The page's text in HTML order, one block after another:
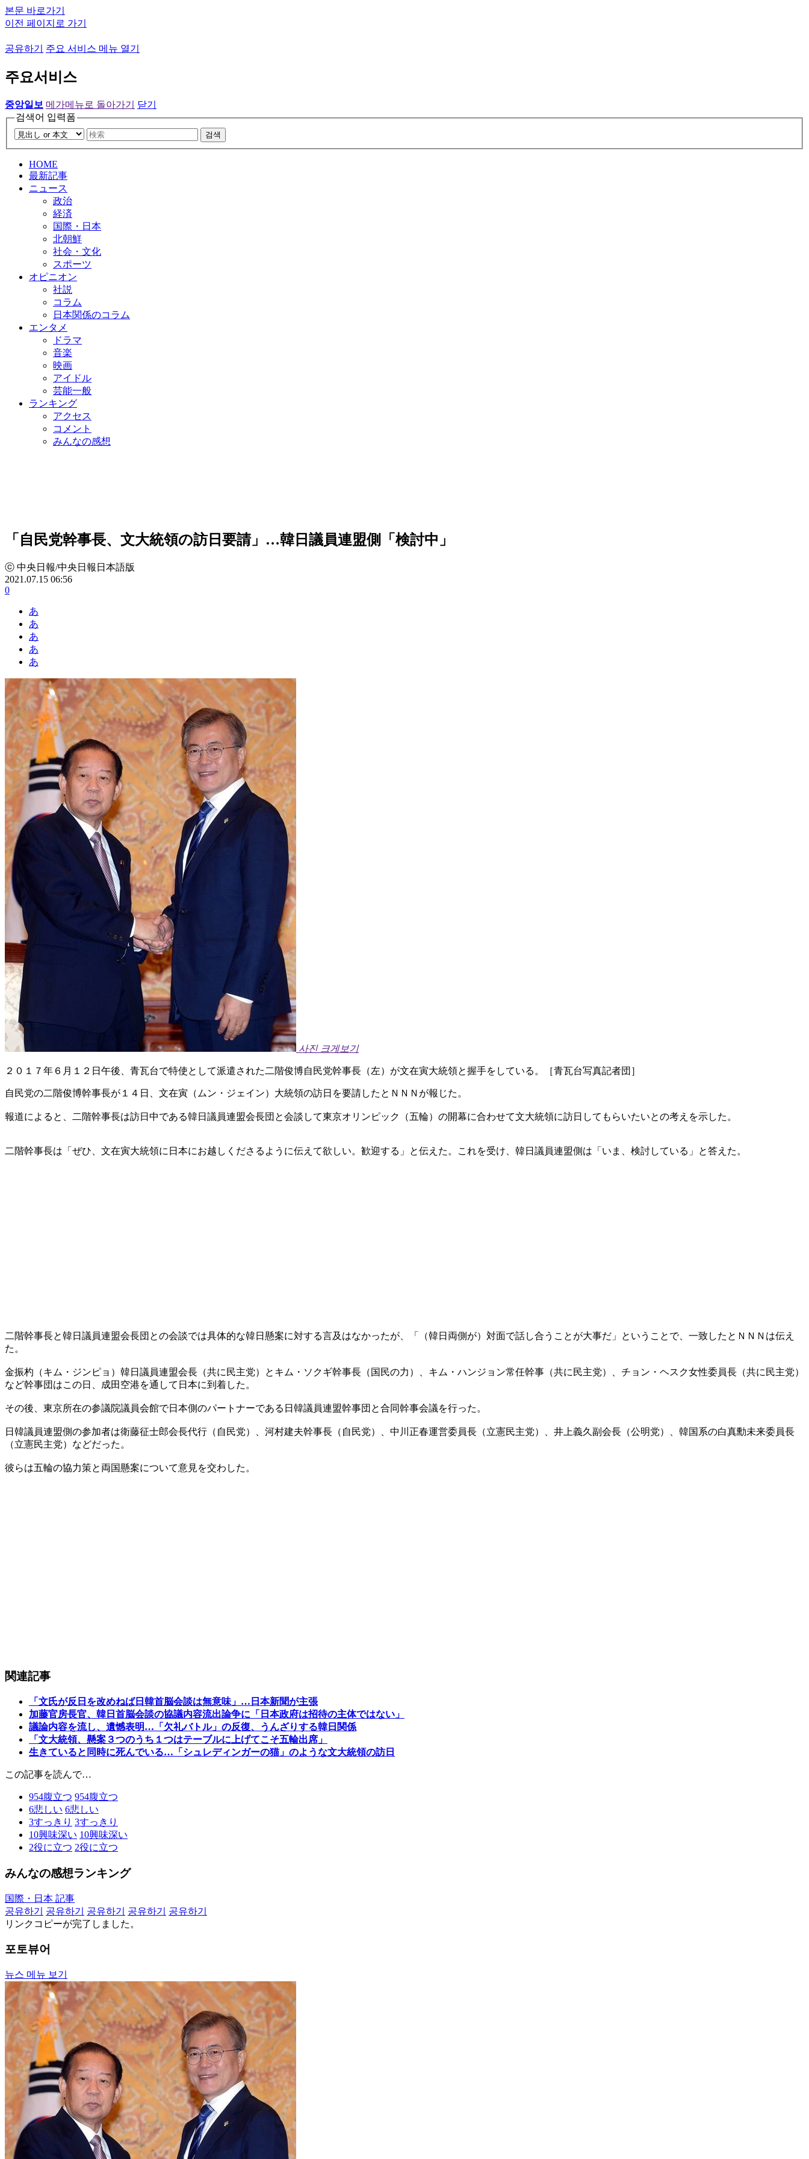
본문 바로가기
이전 페이지로 가기
공유하기 주요 서비스 메뉴 열기
주요서비스
중앙일보 메가메뉴로 돌아가기
닫기
검색어 입력폼
검색
HOME
最新記事
ニュース
政治
経済
国際・日本
北朝鮮
社会・文化
スポーツ
オピニオン
社説
コラム
日本関係のコラム
エンタメ
ドラマ
音楽
映画
アイドル
芸能一般
ランキング
アクセス
コメント
みんなの感想
「自民党幹事長、文大統領の訪日要請」…韓日議員連盟側「検討中」
ⓒ 中央日報/中央日報日本語版
2021.07.15 06:56
0
あ
あ
あ
あ
あ
사진 크게보기
２０１７年６月１２日午後、青瓦台で特使として派遣された二階俊博自民党幹事長（左）が文在寅大統領と握手をしている。［青瓦台写真記者団］
自民党の二階俊博幹事長が１４日、文在寅（ムン・ジェイン）大統領の訪日を要請したとＮＮＮが報じた。
報道によると、二階幹事長は訪日中である韓日議員連盟会長団と会談して東京オリンピック（五輪）の開幕に合わせて文大統領に訪日してもらいたいとの考えを示した。
二階幹事長は「ぜひ、文在寅大統領に日本にお越しくださるように伝えて欲しい。歓迎する」と伝えた。これを受け、韓日議員連盟側は「いま、検討している」と答えた。
二階幹事長と韓日議員連盟会長団との会談では具体的な韓日懸案に対する言及はなかったが、「（韓日両側が）対面で話し合うことが大事だ」ということで、一致したとＮＮＮは伝え
た。
金振杓（キム・ジンピョ）韓日議員連盟会長（共に民主党）とキム・ソクギ幹事長（国民の力）、キム・ハンジョン常任幹事（共に民主党）、チョン・ヘスク女性委員長（共に民主党）
など幹事団はこの日、成田空港を通して日本に到着した。
その後、東京所在の参議院議員会館で日本側のパートナーである日韓議員連盟幹事団と合同幹事会議を行った。
日韓議員連盟側の参加者は衛藤征士郎会長代行（自民党）、河村建夫幹事長（自民党）、中川正春運営委員長（立憲民主党）、井上義久副会長（公明党）、韓国系の白真勳未来委員長
（立憲民主党）などだった。
彼らは五輪の協力策と両国懸案について意見を交わした。
関連記事
「文氏が反日を改めねば日韓首脳会談は無意味」…日本新聞が主張
加藤官房長官、韓日首脳会談の協議内容流出論争に「日本政府は招待の主体ではない」
議論内容を流し、遺憾表明…「欠礼バトル」の反復、うんざりする韓日関係
「文大統領、懸案３つのうち１つはテーブルに上げてこそ五輪出席」
生きていると同時に死んでいる…「シュレディンガーの猫」のような文大統領の訪日
この記事を読んで…
954腹立つ 954腹立つ
6悲しい 6悲しい
3すっきり 3すっきり
10興味深い 10興味深い
2役に立つ 2役に立つ
みんなの感想ランキング
国際・日本 記事
공유하기
공유하기 공유하기 공유하기
공유하기
リンクコピーが完了しました。
포토뷰어
뉴스 메뉴 보기